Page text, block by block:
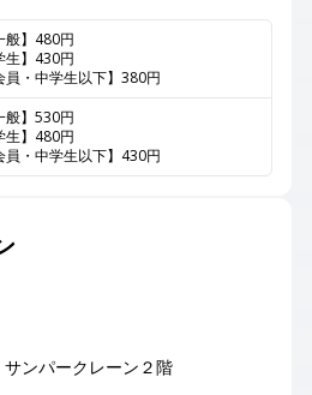
般】480円
生】430円
員・中学生以下】380円
般】530円
生】480円
員・中学生以下】430円
ンパークレーン２階